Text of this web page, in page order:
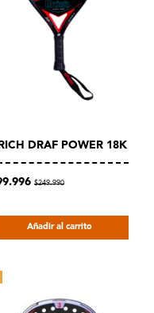
DRAF POWER 18K
$249.990
Añadir al carrito